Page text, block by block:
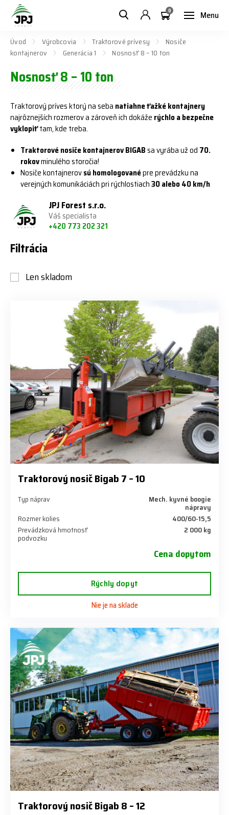
Menu
0
Úvod Výrobcovia Traktorové prívesy
Nosiče
kontajnerov
Generácia 1 Nosnosť 8 – 10 ton
Nosnosť 8 – 10 ton
Traktorový príves ktorý na seba natiahneťažké kontajnery
najrôznejších rozmerov a zároveň ich dokáže rýchlo a bezpečne
vyklopiťtam, kde treba.
Traktorové nosiče kontajnerov BIGABsa vyrába už od 70.
rokovminulého storočia!
Nosiče kontajnerovsú homologovanépre prevádzku na
verejných komunikáciách pri rýchlostiach30 alebo 40 km/h
JPJ Forest s.r.o.
Váš specialista
+420 773 202 321
Filtrácia
Len skladom
Traktorový nosič Bigab 7 – 10
Typ náprav Mech. kyvné boogie
nápravy
Rozmer kolies
400/60-15,5
Prevádzková hmotnosť
podvozku
2 000 kg
Cena dopytom
Rýchly dopyt
Nie je na sklade
Traktorový nosič Bigab 8 – 12